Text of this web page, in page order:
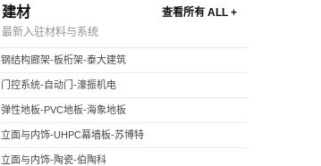
建材
查看所有 ALL +
最新入驻材料与系统
钢结构廊架-板桁架-泰大建筑
门控系统-自动门-濠振机电
弹性地板-PVC地板-海象地板
立面与内饰-UHPC幕墙板-苏博特
立面与内饰-陶瓷-伯陶科